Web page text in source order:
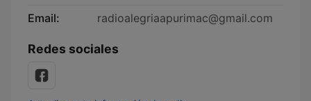
Email:
radioalegriaapurimac@gmail.com
Redes sociales